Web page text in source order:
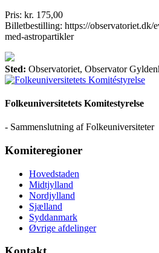
Pris: kr. 175,00
Billetbestilling: https://observatoriet.dk/
med-astropartikler
Sted: Observatoriet, Observator
Folkeuniversitetets Komitestyrelse
- Sammenslutning af Folkeuniversiteter
Komiteregioner
Hovedstaden
Midtjylland
Nordjylland
Sjælland
Syddanmark
Øvrige afdelinger